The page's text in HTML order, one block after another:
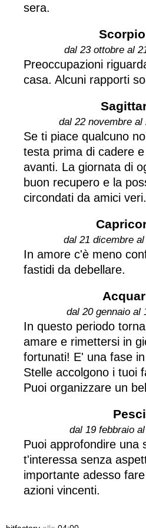
sera.
dal 23 ottobre al
Preoccupazioni
casa. Alcuni rapporti
dal 22 novembre al
Se ti piace qualcuno
testa prima di cadere
avanti. La giornata di
buon recupero e la
circondati da amici veri.
dal 21 dicembre
In amore c'è meno
fastidi da debellare.
dal 20 gennaio al
In questo periodo
amare e rimettersi in
fortunati! E' una fase
Stelle accolgono i tuoi
Puoi organizzare un
Pesci
dal 19 febbraio
Puoi approfondire una
t'interessa senza
importante adesso
azioni vincenti.